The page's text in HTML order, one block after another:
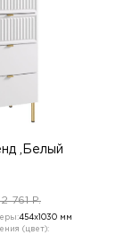
,Белый
761 P.
454х1030 мм
(цвет):